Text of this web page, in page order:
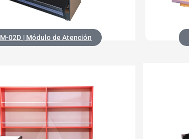
M-02D | Módulo de Atención